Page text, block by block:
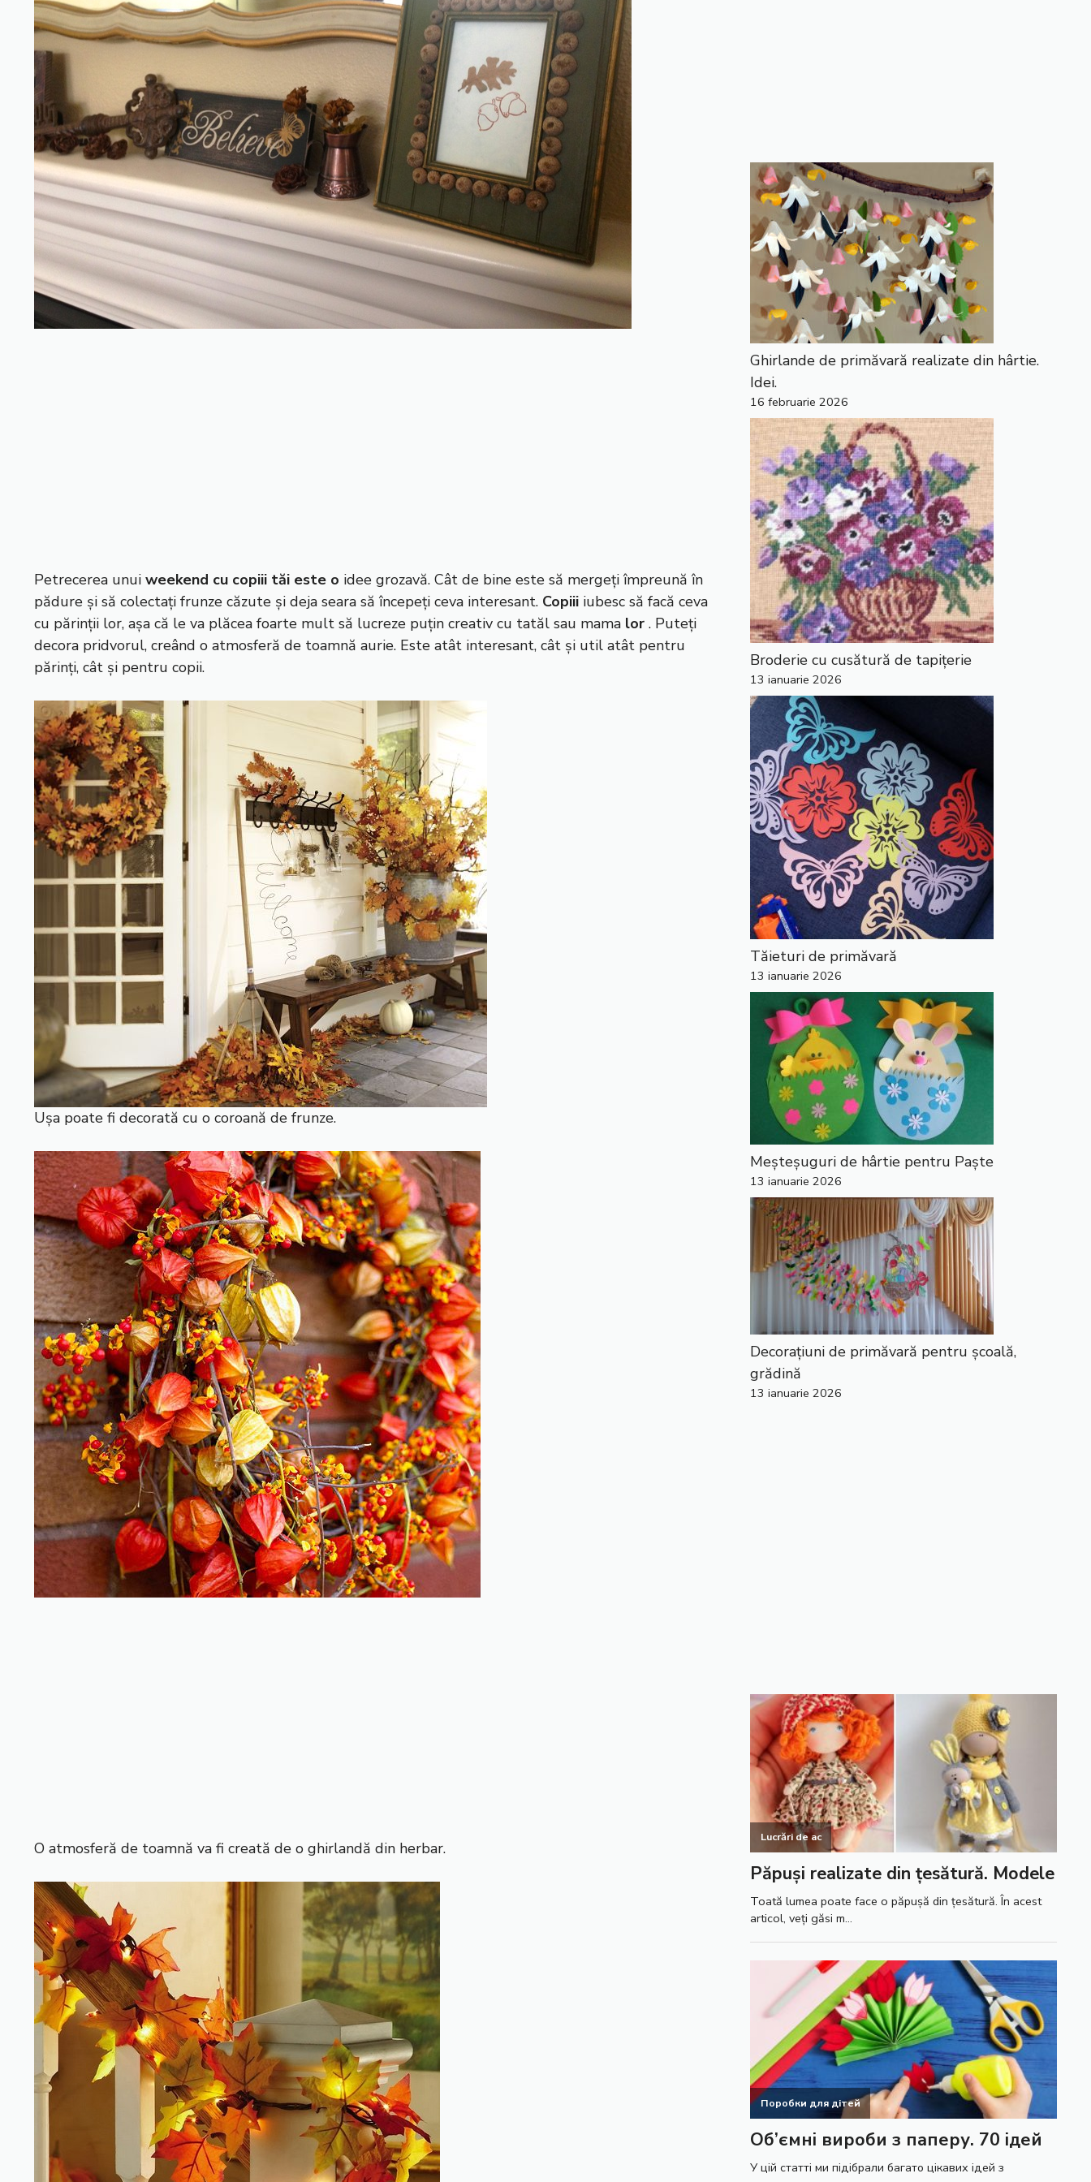
Petrecerea unui weekend cu copiii tăi este o idee grozavă. Cât de bine este să mergeți împreună în
pădure și să colectați frunze căzute și deja seara să începeți ceva interesant. Copiii iubesc să facă ceva
cu părinții lor, așa că le va plăcea foarte mult să lucreze puțin creativ cu tatăl sau mama lor . Puteți
decora pridvorul, creând o atmosferă de toamnă aurie. Este atât interesant, cât și util atât pentru
părinți, cât și pentru copii.
Ușa poate fi decorată cu o coroană de frunze.
O atmosferă de toamnă va fi creată de o ghirlandă din herbar.
Ghirlande de primăvară realizate din hârtie.
Idei.
16 februarie 2026
Broderie cu cusătură de tapițerie
13 ianuarie 2026
Tăieturi de primăvară
13 ianuarie 2026
Meșteșuguri de hârtie pentru Paște
13 ianuarie 2026
Decorațiuni de primăvară pentru școală,
grădină
13 ianuarie 2026